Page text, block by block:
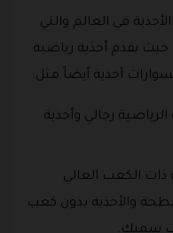
في العالم والتي
يقدم أحذية رياضية
أحذية أيضاً مثل:
رجالي وأحذية
ذات الكعب العالي
والأحذية بدون كعب